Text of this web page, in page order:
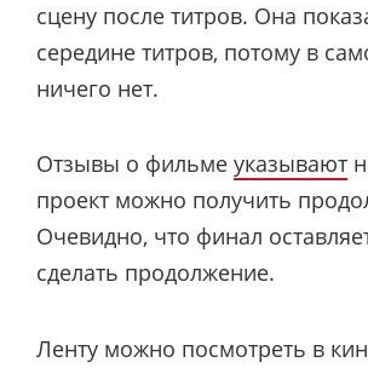
сцену после титров. Она
середине титров, потому в
ничего нет.
Отзывы о фильме указывают
проект можно получить
Очевидно, что финал
сделать продолжение.
Ленту можно посмотреть в